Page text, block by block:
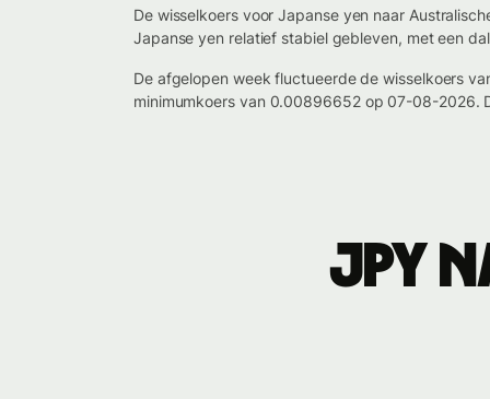
De wisselkoers voor Japanse yen naar
Japanse yen relatief stabiel gebleven, met een
De afgelopen week fluctueerde de wisselkoers
minimumkoers van 0.00896652 op 07-08-2026.
JPY